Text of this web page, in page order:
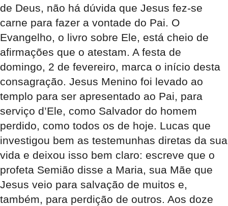
de Deus, não há dúvida que Jesus fez-se
carne para fazer a vontade do Pai. O
Evangelho, o livro sobre Ele, está cheio de
afirmações que o atestam. A festa de
domingo, 2 de fevereiro, marca o início desta
consagração. Jesus Menino foi levado ao
templo para ser apresentado ao Pai, para
serviço d’Ele, como Salvador do homem
perdido, como todos os de hoje. Lucas que
investigou bem as testemunhas diretas da sua
vida e deixou isso bem claro: escreve que o
profeta Semião disse a Maria, sua Mãe que
Jesus veio para salvação de muitos e,
também, para perdição de outros. Aos doze